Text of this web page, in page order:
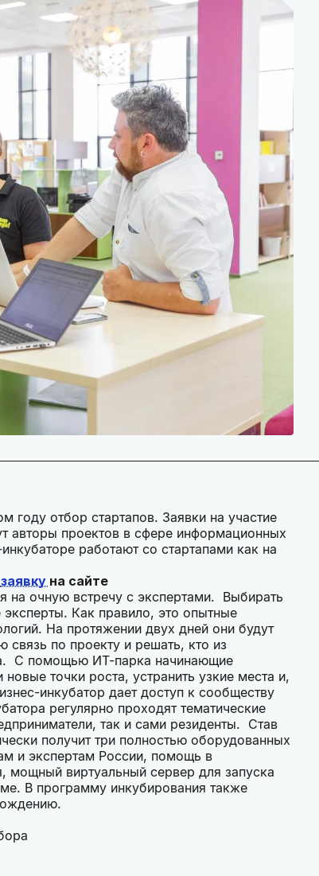
году отбор стартапов. Заявки на участие
авторы проектов в сфере информационных
работают со стартапами как на
заявку на сайте
на очную встречу с экспертами. Выбирать
Как правило, это опытные
На протяжении двух дней они будут
по проекту и решать, кто из
С помощью ИТ-парка начинающие
точки роста, устранить узкие места и,
инкубатор дает доступ к сообществу
регулярно проходят тематические
так и сами резиденты. Став
получит три полностью оборудованных
и экспертам России, помощь в
мощный виртуальный сервер для запуска
В программу инкубирования также